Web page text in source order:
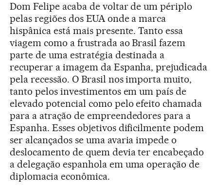
Dom Felipe acaba de voltar de um périplo
pelas regiões dos EUA onde a marca
hispânica está mais presente. Tanto essa
viagem como a frustrada ao Brasil fazem
parte de uma estratégia destinada a
recuperar a imagem da Espanha, prejudicada
pela recessão. O Brasil nos importa muito,
tanto pelos investimentos em um país de
elevado potencial como pelo efeito chamada
para a atração de empreendedores para a
Espanha. Esses objetivos dificilmente podem
ser alcançados se uma avaria impede o
deslocamento de quem devia ter encabeçado
a delegação espanhola em uma operação de
diplomacia econômica.